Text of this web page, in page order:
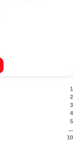
1
2
3
4
5
...
10